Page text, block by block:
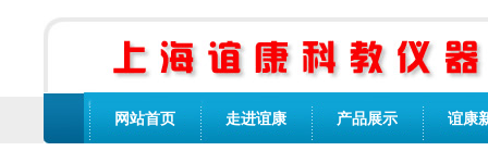
网站首页 走进谊康 产品展示 谊康